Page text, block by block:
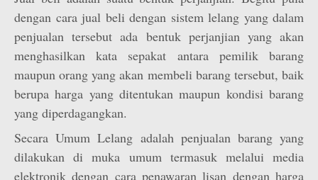
dengan cara jual beli dengan sistem lelang yang dalam
penjualan tersebut ada bentuk perjanjian yang akan
menghasilkan kata sepakat antara pemilik barang
maupun orang yang akan membeli barang tersebut, baik
berupa harga yang ditentukan maupun kondisi barang
yang diperdagangkan.
Secara Umum Lelang adalah penjualan barang yang
dilakukan di muka umum termasuk melalui media
elektronik dengan cara penawaran lisan dengan harga